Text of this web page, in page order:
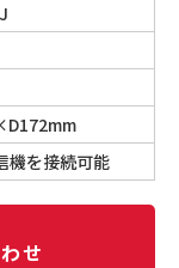
機を接続可能
せ